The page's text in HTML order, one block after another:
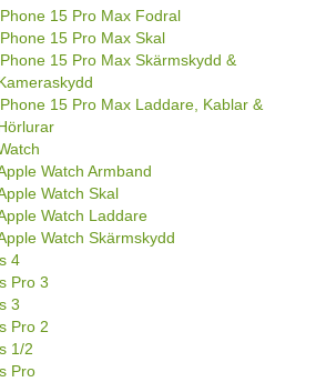
15 Pro Max Fodral
15 Pro Max Skal
15 Pro Max Skärmskydd &
15 Pro Max Laddare, Kablar &
Watch Armband
Watch Skal
Watch Laddare
Watch Skärmskydd
4
Pro 3
3
Pro 2
1/2
Pro